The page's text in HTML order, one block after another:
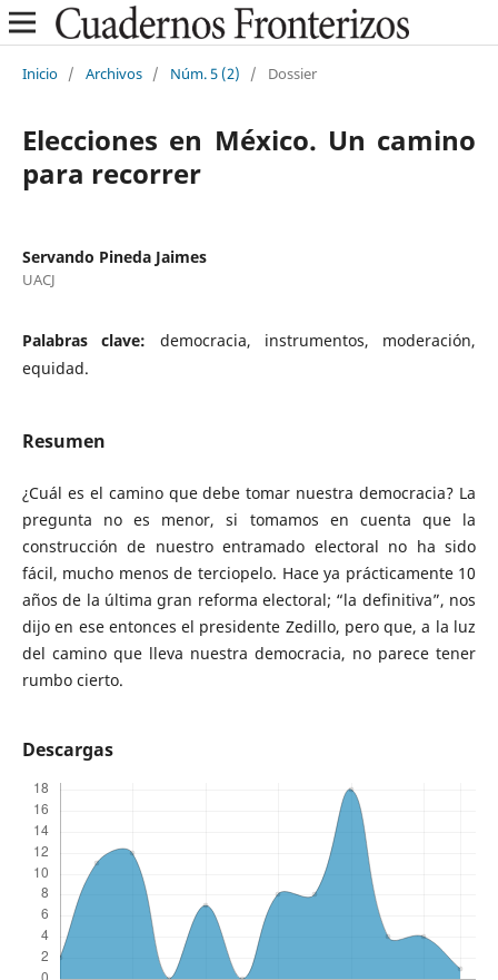
Inicio / Archivos / Núm. 5 (2) / Dossier
Elecciones en México. Un camino
para recorrer
Servando Pineda Jaimes
UACJ
Palabras clave: democracia, instrumentos, moderación,
equidad.
Resumen
¿Cuál es el camino que debe tomar nuestra democracia? La
pregunta no es menor, si tomamos en cuenta que la
construcción de nuestro entramado electoral no ha sido
fácil, mucho menos de terciopelo. Hace ya prácticamente 10
años de la última gran reforma electoral; “la definitiva”, nos
dijo en ese entonces el presidente Zedillo, pero que, a la luz
del camino que lleva nuestra democracia, no parece tener
rumbo cierto.
Descargas